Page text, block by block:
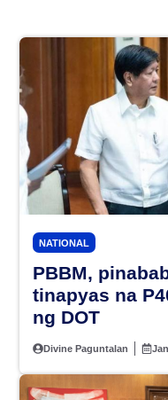
NATIONAL
PBBM,
tinapyas na
ng DOT
Divine Paguntalan